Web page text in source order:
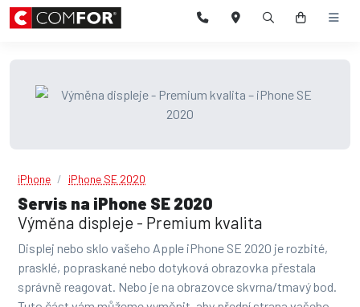
iPhone iPhone SE 2020
Servis na iPhone SE 2020
Výměna displeje - Premium kvalita
Displej nebo sklo vašeho Apple iPhone SE 2020 je rozbité,
prasklé, popraskané nebo dotyková obrazovka přestala
správně reagovat. Nebo je na obrazovce skvrna/tmavý bod.